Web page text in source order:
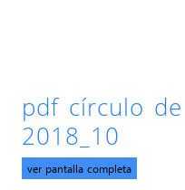
pdf círculo
2018_10
ver pantalla completa